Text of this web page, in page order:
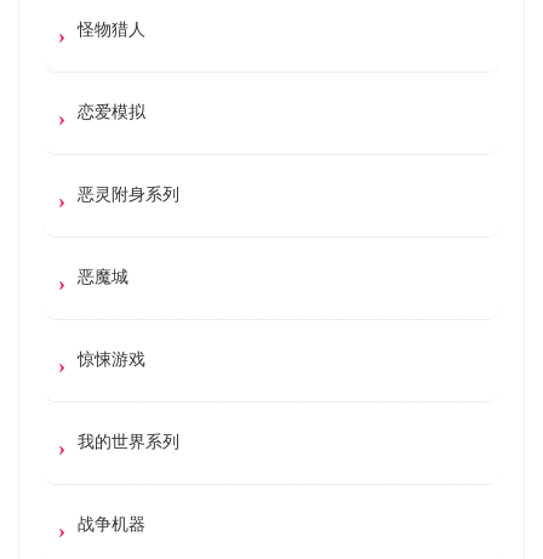
怪物猎人
恋爱模拟
恶灵附身系列
恶魔城
惊悚游戏
我的世界系列
战争机器